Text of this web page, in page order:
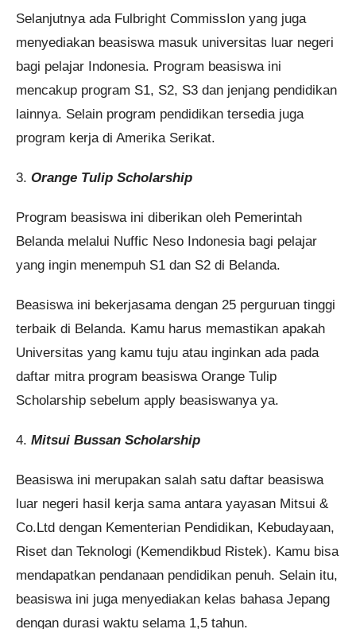
Selanjutnya ada Fulbright CommissIon yang juga
menyediakan beasiswa masuk universitas luar negeri
bagi pelajar Indonesia. Program beasiswa ini
mencakup program S1, S2, S3 dan jenjang pendidikan
lainnya. Selain program pendidikan tersedia juga
program kerja di Amerika Serikat.
3. Orange Tulip Scholarship
Program beasiswa ini diberikan oleh Pemerintah
Belanda melalui Nuffic Neso Indonesia bagi pelajar
yang ingin menempuh S1 dan S2 di Belanda.
Beasiswa ini bekerjasama dengan 25 perguruan tinggi
terbaik di Belanda. Kamu harus memastikan apakah
Universitas yang kamu tuju atau inginkan ada pada
daftar mitra program beasiswa Orange Tulip
Scholarship sebelum apply beasiswanya ya.
4. Mitsui Bussan Scholarship
Beasiswa ini merupakan salah satu daftar beasiswa
luar negeri hasil kerja sama antara yayasan Mitsui &
Co.Ltd dengan Kementerian Pendidikan, Kebudayaan,
Riset dan Teknologi (Kemendikbud Ristek). Kamu bisa
mendapatkan pendanaan pendidikan penuh. Selain itu,
beasiswa ini juga menyediakan kelas bahasa Jepang
dengan durasi waktu selama 1,5 tahun.